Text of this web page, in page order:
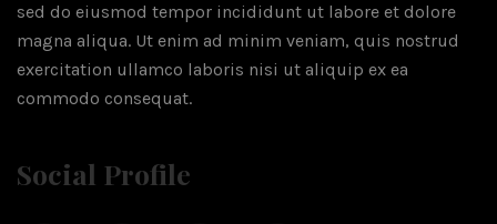
sed do eiusmod tempor incididunt ut labore et dolore
magna aliqua. Ut enim ad minim veniam, quis nostrud
exercitation ullamco laboris nisi ut aliquip ex ea
commodo consequat.
Social Profile